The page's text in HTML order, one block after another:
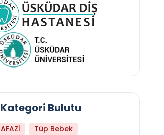
Kategori Bulutu
AFAZİ
Tüp Bebek